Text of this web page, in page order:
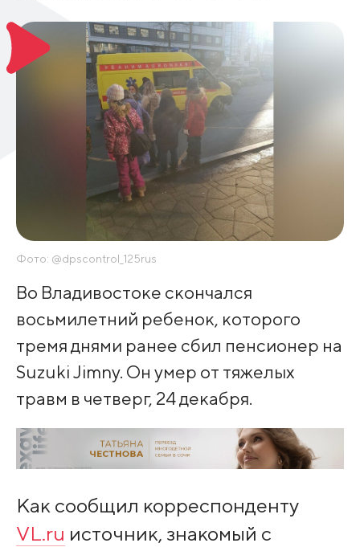
Фото: @dpscontrol_125rus
Во Владивостоке скончался
восьмилетний ребенок, которого
тремя днями ранее сбил пенсионер на
Suzuki Jimny. Он умер от тяжелых
травм в четверг, 24 декабря.
Как сообщил корреспонденту
VL.ru источник, знакомый с